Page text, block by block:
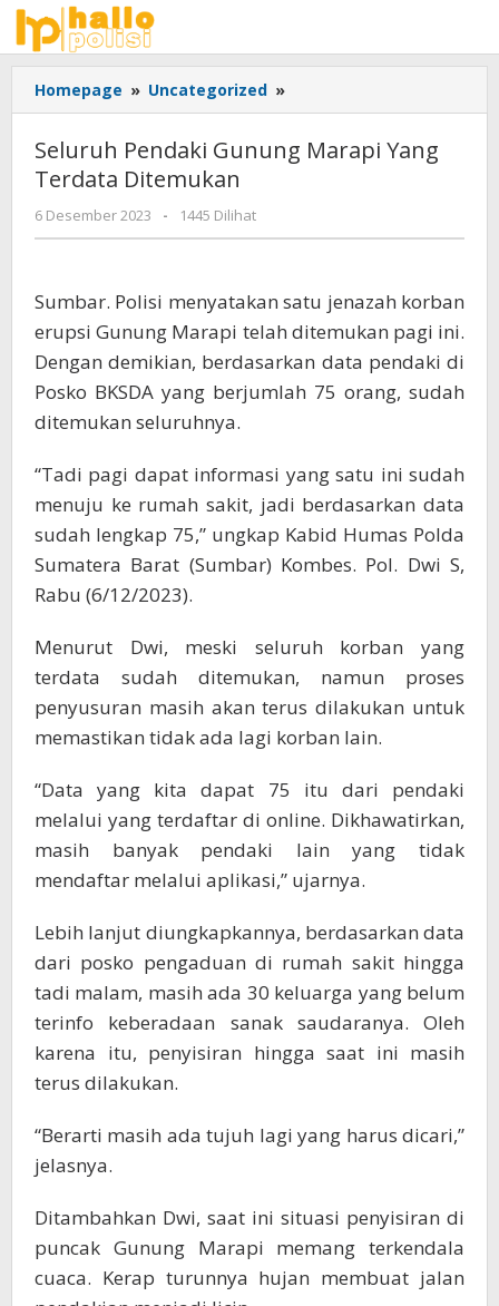
Lewati
konten
Homepage » Uncategorized »
Pendaki
Marapi
Seluruh Pendaki Gunung Marapi Yang
Terdata Ditemukan
6 Desember 2023
oleh
Adhis
- 1445 Dilihat
Sumbar. Polisi menyatakan satu jenazah korban
erupsi Gunung Marapi telah ditemukan pagi ini.
Dengan demikian, berdasarkan data pendaki di
Posko BKSDA yang berjumlah 75 orang, sudah
ditemukan seluruhnya.
“Tadi pagi dapat informasi yang satu ini sudah
menuju ke rumah sakit, jadi berdasarkan data
sudah lengkap 75,” ungkap Kabid Humas Polda
Sumatera Barat (Sumbar) Kombes. Pol. Dwi S,
Rabu (6/12/2023).
Menurut Dwi, meski seluruh korban yang
terdata sudah ditemukan, namun proses
penyusuran masih akan terus dilakukan untuk
memastikan tidak ada lagi korban lain.
“Data yang kita dapat 75 itu dari pendaki
melalui yang terdaftar di online. Dikhawatirkan,
masih banyak pendaki lain yang tidak
mendaftar melalui aplikasi,” ujarnya.
Lebih lanjut diungkapkannya, berdasarkan data
dari posko pengaduan di rumah sakit hingga
tadi malam, masih ada 30 keluarga yang belum
terinfo keberadaan sanak saudaranya. Oleh
karena itu, penyisiran hingga saat ini masih
terus dilakukan.
“Berarti masih ada tujuh lagi yang harus dicari,”
jelasnya.
Ditambahkan Dwi, saat ini situasi penyisiran di
puncak Gunung Marapi memang terkendala
cuaca. Kerap turunnya hujan membuat jalan